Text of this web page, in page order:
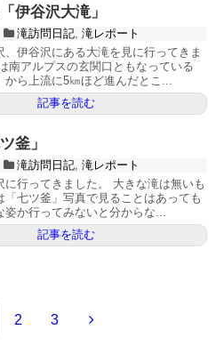
伊谷沢大滝」
滝訪問日記, 滝レポート
、伊谷沢にある大滝を見に行ってきま
南アルプスの玄関口ともなっている
から上流に5㎞ほど進んだとこ...
記事を読む
釜」
滝訪問日記, 滝レポート
に行ってきました。 大きな滝は無いも
「七ツ釜」写真で見ることはあっても
姿か行ってみないと分からな...
記事を読む
2 3